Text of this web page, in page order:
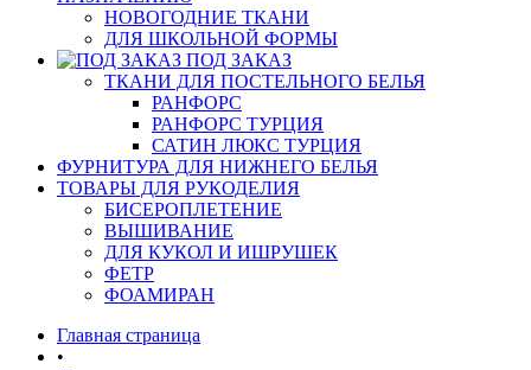
НОВОГОДНИЕ ТКАНИ
ДЛЯ ШКОЛЬНОЙ ФОРМЫ
ПОД ЗАКАЗ
ТКАНИ ДЛЯ ПОСТЕЛЬНОГО БЕЛЬЯ
РАНФОРС
РАНФОРС ТУРЦИЯ
САТИН ЛЮКС ТУРЦИЯ
ФУРНИТУРА ДЛЯ НИЖНЕГО БЕЛЬЯ
ТОВАРЫ ДЛЯ РУКОДЕЛИЯ
БИСЕРОПЛЕТЕНИЕ
ВЫШИВАНИЕ
ДЛЯ КУКОЛ И ИШРУШЕК
ФЕТР
ФОАМИРАН
Главная страница
•